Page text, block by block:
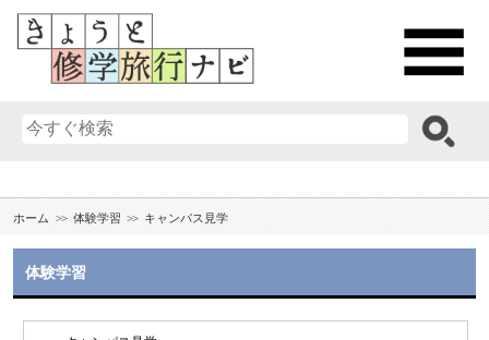
ホーム 体験学習 キャンパス見学
体験学習